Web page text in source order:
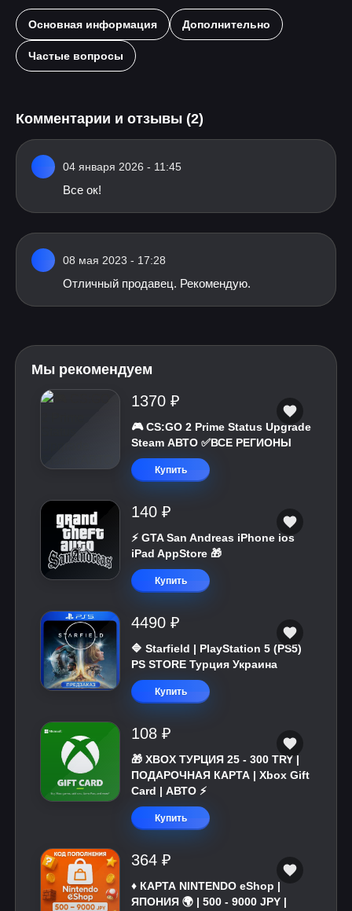
Основная информация Дополнительно
Частые вопросы
Комментарии и отзывы (2)
04 января 2026 - 11:45
Все ок!
08 мая 2023 - 17:28
Отличный продавец. Рекомендую.
Мы рекомендуем
1370 ₽
🎮 CS:GO 2 Prime Status Upgrade
Steam АВТО ✅ВСЕ РЕГИОНЫ
Купить
140 ₽
⚡️ GTA San Andreas iPhone ios
iPad AppStore 🎁
Купить
4490 ₽
🔷 Starfield | PlayStation 5 (PS5)
PS STORE Турция Украина
Купить
108 ₽
🎁 XBOX ТУРЦИЯ 25 - 300 TRY |
ПОДАРОЧНАЯ КАРТА | Xbox Gift
Card | АВТО ⚡
Купить
364 ₽
♦️ КАРТА NINTENDO eShop |
ЯПОНИЯ 🌍 | 500 - 9000 JPY |